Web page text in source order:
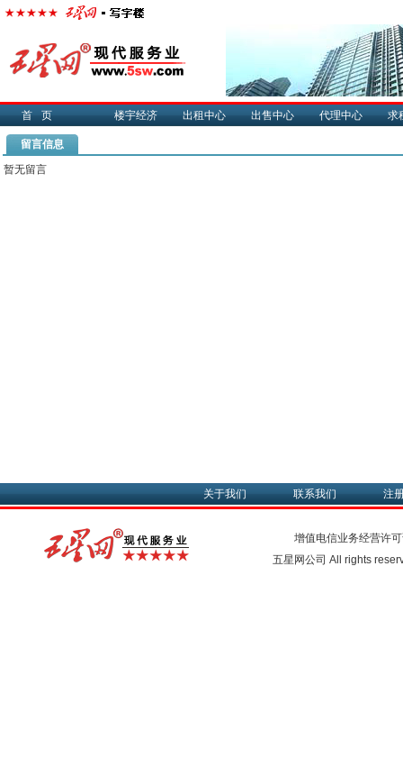
首页 楼宇经济 出租中心 出售中心 代理中心 求
留言信息
暂无留言
关于我们 联系我们 注
增值电信业务经营许
五星网公司 All rights